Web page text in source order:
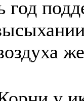
год